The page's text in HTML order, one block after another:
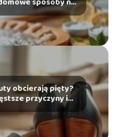
obcierają pięty?
przyczyny i